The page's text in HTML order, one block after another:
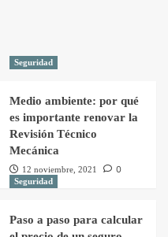
Seguridad
Medio ambiente: por qué
es importante renovar la
Revisión Técnico
Mecánica
12 noviembre, 2021 0
Seguridad
Paso a paso para calcular